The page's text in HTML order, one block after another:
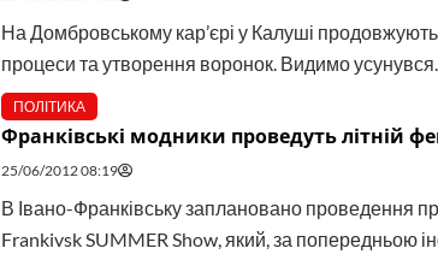
На Домбровському кар’єрі у Калуші
процеси та утворення воронок. Видимо усунувся...
ПОЛІТИКА
Франківські модники проведуть літній
25/06/2012 08:19
В Івано-Франківську заплановано проведення
Frankivsk SUMMER Show, який, за попередньою